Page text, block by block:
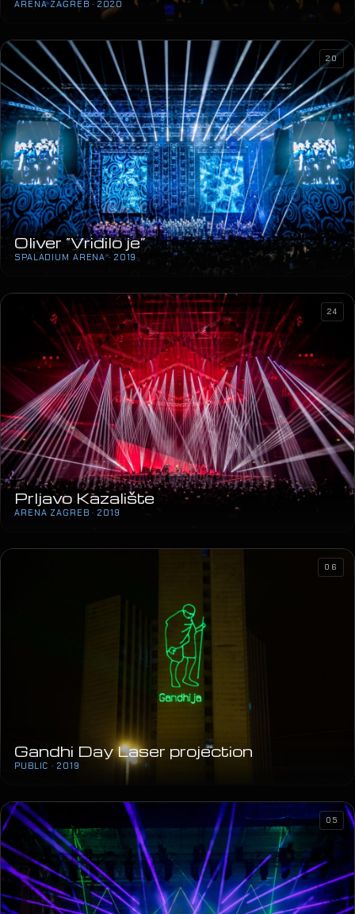
Sergej Ćetković
ARENA ZAGREB · 2020
Oliver “Vridilo je”
SPALADIUM ARENA · 2019
20
24
Gandhi Day Laser projection
PUBLIC · 2019